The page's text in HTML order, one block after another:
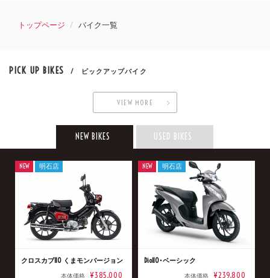
トップページ バイク一覧
PICK UP BIKES / ピックアップバイク
VIEW MORE
NEW BIKES USED BIKES
クロスカブ110 くまモンバージョン
本体価格 ¥385,000
NEW 明石店
Dio110･ベーシック
本体価格 ¥239,800
NEW 明石店